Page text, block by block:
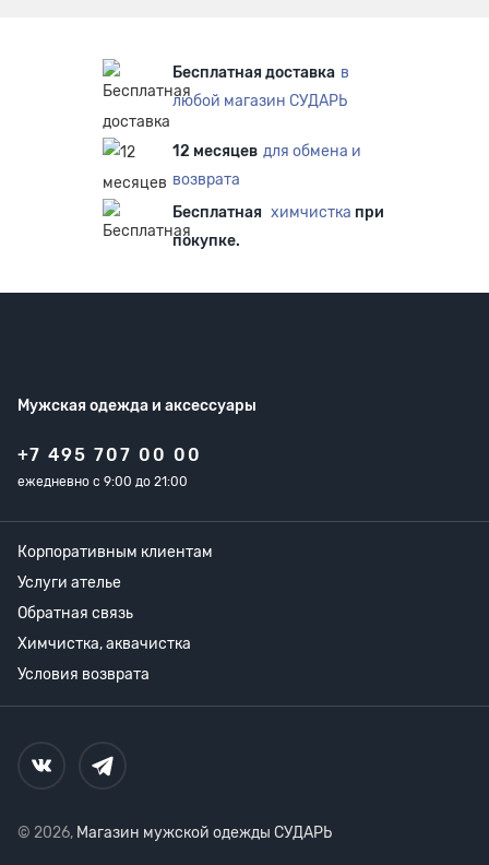
Бесплатная доставка в
любой магазин СУДАРЬ
12 месяцев для обмена и
возврата
Бесплатная химчистка при
покупке.
Мужская одежда и аксессуары
+7 495 707 00 00
ежедневно с 9:00 до 21:00
Корпоративным клиентам
Услуги ателье
Обратная связь
Химчистка, аквачистка
Условия возврата
© 2026, Магазин мужской одежды СУДАРЬ